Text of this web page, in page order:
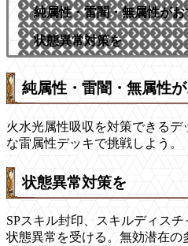
純属性・雷闇・無属性がお
状態異常対策を
純属性・雷闇・無属性
火水光属性吸収を対策できる
な雷属性デッキで挑戦しよう。
状態異常対策を
SPスキル封印、スキルディス
状態異常を受ける。無効潜在